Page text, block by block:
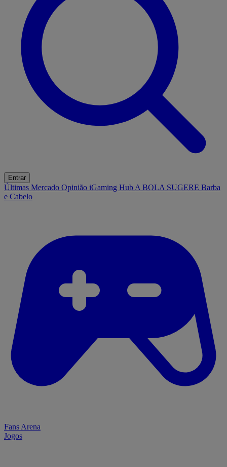
Entrar
Últimas Mercado Opinião iGaming Hub A BOLA SUGERE Barba
e Cabelo
Fans Arena
Jogos